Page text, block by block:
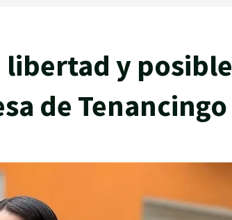
y posible
de Tenancingo